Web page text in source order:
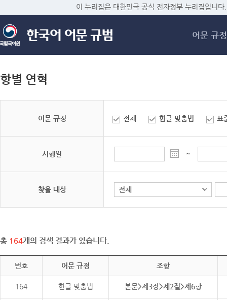
메
이 누리집은 대한민국 공식 전자정부 누리집입니다.
어문 규정
항별 연혁
어문 규정 전체 한글 맞춤법 표
시행일 ~
찾을 대상
총 164개의 검색 결과가 있습니다.
번호 어문 규정 조항
164 한글 맞춤법 본문>제3장>제2절>제6항